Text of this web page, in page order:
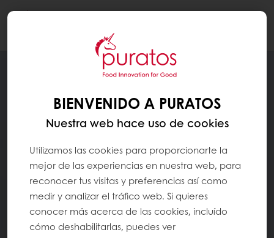
BIENVENIDO A PURATOS
Nuestra web hace uso de cookies
Utilizamos las cookies para proporcionarte la
mejor de las experiencias en nuestra web, para
reconocer tus visitas y preferencias así como
medir y analizar el tráfico web. Si quieres
conocer más acerca de las cookies, incluído
cómo deshabilitarlas, puedes ver